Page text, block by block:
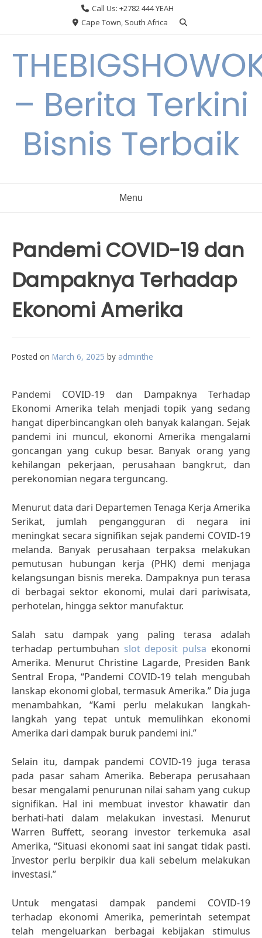
Call Us: +2782 444 YEAH
Cape Town, South Africa
– Berita Terkini
Bisnis Terbaik
Menu
Pandemi COVID-19 dan
Dampaknya Terhadap
Ekonomi Amerika
Posted on March 6, 2025 by adminthe
Pandemi COVID-19 dan Dampaknya Terhadap
Ekonomi Amerika telah menjadi topik yang sedang
hangat diperbincangkan oleh banyak kalangan. Sejak
pandemi ini muncul, ekonomi Amerika mengalami
goncangan yang cukup besar. Banyak orang yang
kehilangan pekerjaan, perusahaan bangkrut, dan
perekonomian negara terguncang.
Menurut data dari Departemen Tenaga Kerja Amerika
Serikat, jumlah pengangguran di negara ini
meningkat secara signifikan sejak pandemi COVID-19
melanda. Banyak perusahaan terpaksa melakukan
pemutusan hubungan kerja (PHK) demi menjaga
kelangsungan bisnis mereka. Dampaknya pun terasa
di berbagai sektor ekonomi, mulai dari pariwisata,
perhotelan, hingga sektor manufaktur.
Salah satu dampak yang paling terasa adalah
terhadap pertumbuhan slot deposit pulsa ekonomi
Amerika. Menurut Christine Lagarde, Presiden Bank
Sentral Eropa, “Pandemi COVID-19 telah mengubah
lanskap ekonomi global, termasuk Amerika.” Dia juga
menambahkan, “Kami perlu melakukan langkah-
langkah yang tepat untuk memulihkan ekonomi
Amerika dari dampak buruk pandemi ini.”
Selain itu, dampak pandemi COVID-19 juga terasa
pada pasar saham Amerika. Beberapa perusahaan
besar mengalami penurunan nilai saham yang cukup
signifikan. Hal ini membuat investor khawatir dan
berhati-hati dalam melakukan investasi. Menurut
Warren Buffett, seorang investor terkemuka asal
Amerika, “Situasi ekonomi saat ini sangat tidak pasti.
Investor perlu berpikir dua kali sebelum melakukan
investasi.”
Untuk mengatasi dampak pandemi COVID-19
terhadap ekonomi Amerika, pemerintah setempat
telah mengeluarkan berbagai kebijakan stimulus